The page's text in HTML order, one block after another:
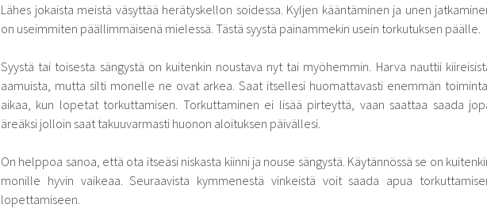
Lähes jokaista meistä väsyttää herätyskellon soidessa. Kyljen kääntäminen ja unen
on useimmiten päällimmäisenä mielessä. Tästä syystä painammekin usein torkutuksen päälle.
Syystä tai toisesta sängystä on kuitenkin noustava nyt tai myöhemmin. Harva nauttii
aamuista, mutta silti monelle ne ovat arkea. Saat itsellesi huomattavasti enemmän
aikaa, kun lopetat torkuttamisen. Torkuttaminen ei lisää pirteyttä, vaan saattaa saada
äreäksi jolloin saat takuuvarmasti huonon aloituksen päivällesi.
On helppoa sanoa, että ota itseäsi niskasta kiinni ja nouse sängystä. Käytännössä se on
monille hyvin vaikeaa. Seuraavista kymmenestä vinkeistä voit saada apua
lopettamiseen.